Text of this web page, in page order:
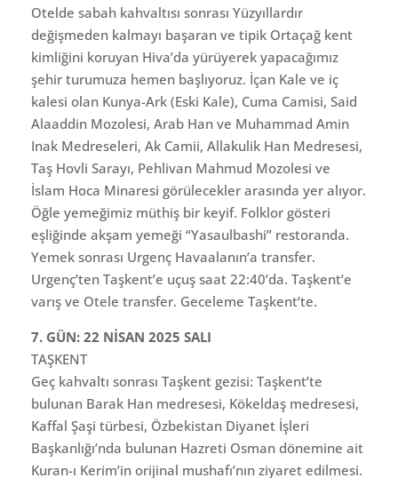
Otelde sabah kahvaltısı sonrası Yüzyıllardır
değişmeden kalmayı başaran ve tipik Ortaçağ kent
kimliğini koruyan Hiva’da yürüyerek yapacağımız
şehir turumuza hemen başlıyoruz. İçan Kale ve iç
kalesi olan Kunya-Ark (Eski Kale), Cuma Camisi, Said
Alaaddin Mozolesi, Arab Han ve Muhammad Amin
Inak Medreseleri, Ak Camii, Allakulik Han Medresesi,
Taş Hovli Sarayı, Pehlivan Mahmud Mozolesi ve
İslam Hoca Minaresi görülecekler arasında yer alıyor.
Öğle yemeğimiz müthiş bir keyif. Folklor gösteri
eşliğinde akşam yemeği “Yasaulbashi” restoranda.
Yemek sonrası Urgenç Havaalanın’a transfer.
Urgenç’ten Taşkent’e uçuş saat 22:40’da. Taşkent’e
varış ve Otele transfer. Geceleme Taşkent’te.
7. GÜN: 22 NİSAN 2025 SALI
TAŞKENT
Geç kahvaltı sonrası Taşkent gezisi: Taşkent’te
bulunan Barak Han medresesi, Kökeldaş medresesi,
Kaffal Şaşi türbesi, Özbekistan Diyanet İşleri
Başkanlığı’nda bulunan Hazreti Osman dönemine ait
Kuran-ı Kerim’in orijinal mushafı’nın ziyaret edilmesi.